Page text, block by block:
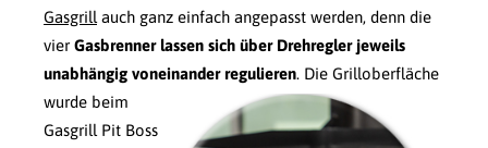
Gasgrill auch ganz einfach angepasst werden, denn die
vier Gasbrenner lassen sich über Drehregler jeweils
unabhängig voneinander regulieren. Die Grilloberfläche
wurde beim
Gasgrill Pit Boss